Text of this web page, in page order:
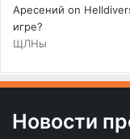
Аресений on
игре?
ЩЛНы
Новости